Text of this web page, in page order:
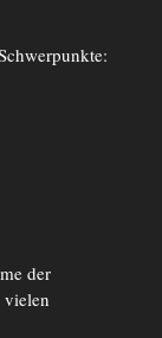
der
vielen